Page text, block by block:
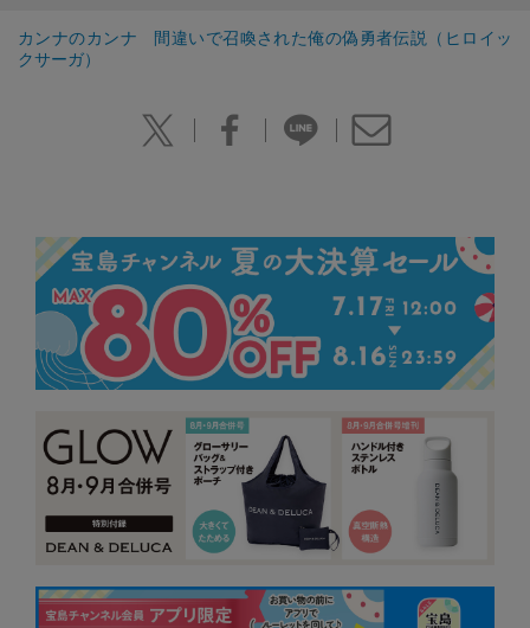
カンナのカンナ 間違いで召喚された俺の偽勇者伝説（ヒロイッ
クサーガ）